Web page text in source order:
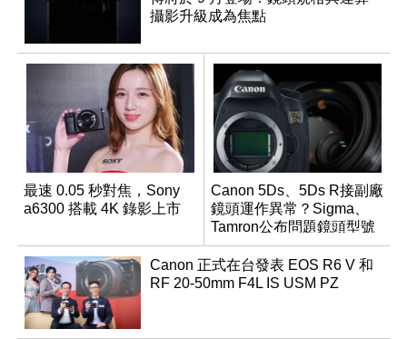
攝影升級成為焦點
最速 0.05 秒對焦，Sony
a6300 搭載 4K 錄影上市
Canon 5Ds、5Ds R接副廠
鏡頭運作異常？Sigma、
Tamron公布問題鏡頭型號
及解決方案
Canon 正式在台發表 EOS R6 V 和
RF 20-50mm F4L IS USM PZ